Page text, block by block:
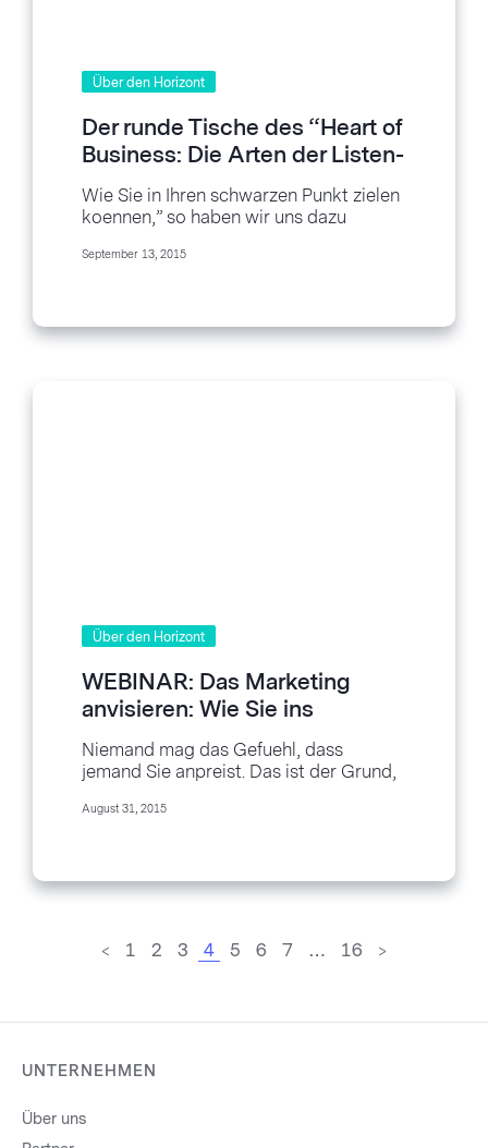
Über den Horizont
Der runde Tische des “Heart of
Business: Die Arten der Listen-
Segmentierungen
Wie Sie in Ihren schwarzen Punkt zielen
koennen,” so haben wir uns dazu
“Heart...
September 13, 2015
Über den Horizont
WEBINAR: Das Marketing
anvisieren: Wie Sie ins
Schwarze treffen koennen
Niemand mag das Gefuehl, dass
jemand Sie anpreist. Das ist der Grund,
Inhalte an Ihr...
August 31, 2015
< 1 2 3 4 5 6 7 … 16 >
UNTERNEHMEN
Über uns